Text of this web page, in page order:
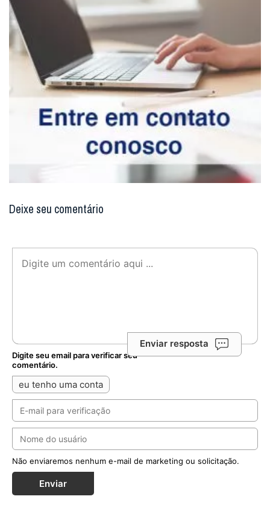
Deixe seu comentário
Enviar resposta
Digite seu email para verificar seu
comentário.
eu tenho uma conta
Não enviaremos nenhum e-mail de marketing ou solicitação.
Enviar